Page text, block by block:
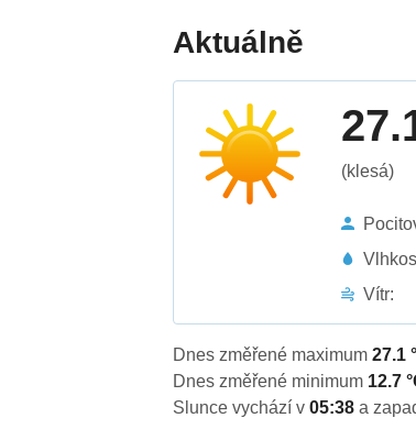
Aktuálně
(klesá)
Vítr:
Dnes změřené maximum27.1
Dnes změřené minimum 12.7
Slunce vychází v05:38a